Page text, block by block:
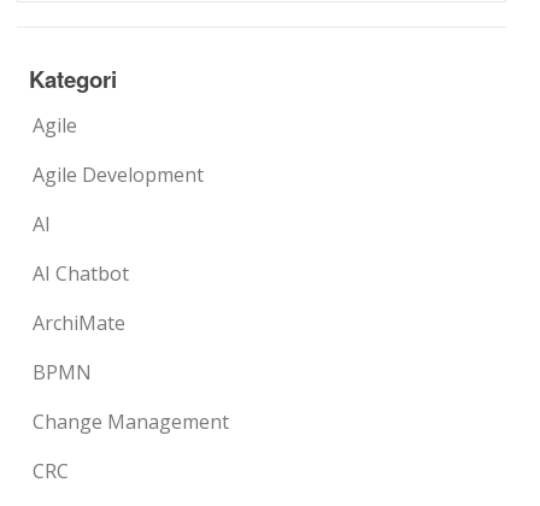
Kategori
Agile
Agile Development
AI
AI Chatbot
ArchiMate
BPMN
Change Management
CRC